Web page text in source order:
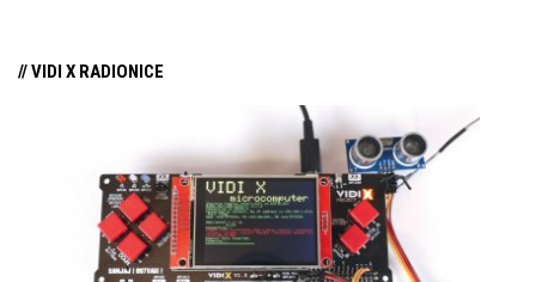
// VIDI X RADIONICE